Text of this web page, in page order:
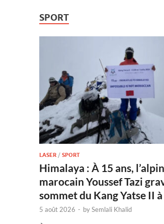
SPORT
LASER /SPORT
Himalaya : À 15 ans,
marocain Youssef Tazi
sommet du Kang Yatse II
5 août 2026 - bySemlali Khalid